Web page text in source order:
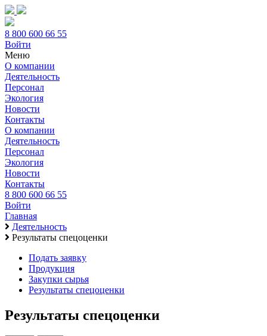
8 800 600 66 55
Войти
Меню
О компании
Деятельность
Персонал
Экология
Новости
Контакты
О компании
Деятельность
Персонал
Экология
Новости
Контакты
8 800 600 66 55
Войти
Главная
Деятельность
Результаты спецоценки
Подать заявку
Продукция
Закупки сырья
Результаты спецоценки
Результаты спецоценки